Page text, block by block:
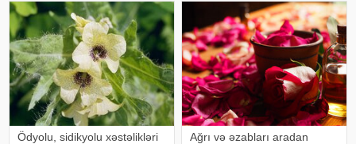
də cinsi istəyin dəyişməsinə
səbəb ola bilər"
Ödyolu, sidikyolu xəstəlikləri
Ağrı və əzabları aradan